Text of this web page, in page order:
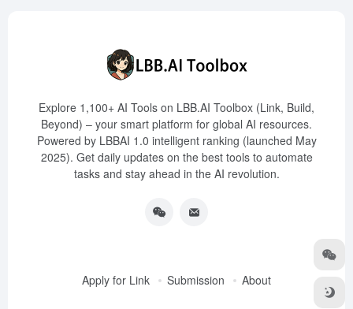
Explore 1,100+ AI Tools on LBB.AI Toolbox (Link, Build,
Beyond) – your smart platform for global AI resources.
Powered by LBBAI 1.0 intelligent ranking (launched May
2025). Get daily updates on the best tools to automate
tasks and stay ahead in the AI revolution.
Apply for Link Submission About